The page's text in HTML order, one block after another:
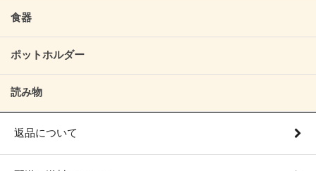
食器
ポットホルダー
読み物
返品について